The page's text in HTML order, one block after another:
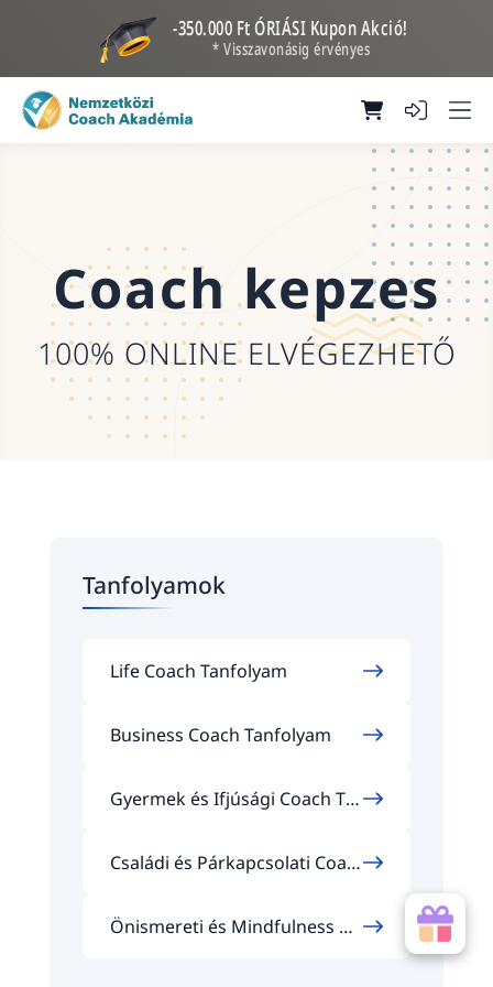
-350.000 Ft ÓRIÁSI Kupon Akció!
* Visszavonásig érvényes
Coach kepzes
100% ONLINE ELVÉGEZHETŐ
Tanfolyamok
Life Coach Tanfolyam
Business Coach Tanfolyam
Gyermek és Ifjúsági Coach Ta
Családi és Párkapcsolati Coac
Önismereti és Mindfulness Co